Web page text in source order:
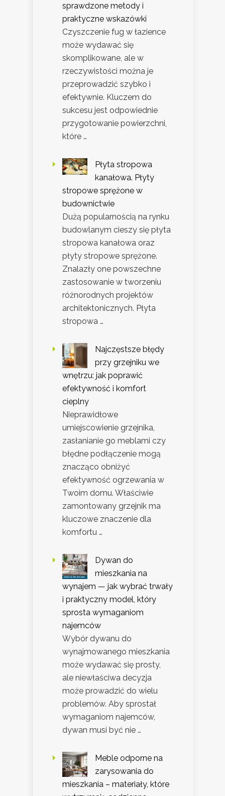
sprawdzone metody i
praktyczne wskazówki
Czyszczenie fug w łazience
może wydawać się
skomplikowane, ale w
rzeczywistości można je
przeprowadzić szybko i
efektywnie. Kluczem do
sukcesu jest odpowiednie
przygotowanie powierzchni,
które …
Płyta stropowa
kanałowa. Płyty
stropowe sprężone w
budownictwie
Dużą popularnością na rynku
budowlanym cieszy się płyta
stropowa kanałowa oraz
płyty stropowe sprężone.
Znalazły one powszechne
zastosowanie w tworzeniu
różnorodnych projektów
architektonicznych. Płyta
stropowa …
Najczęstsze błędy
przy grzejniku we
wnętrzu: jak poprawić
efektywność i komfort
cieplny
Nieprawidłowe
umiejscowienie grzejnika,
zasłanianie go meblami czy
błędne podłączenie mogą
znacząco obniżyć
efektywność ogrzewania w
Twoim domu. Właściwie
zamontowany grzejnik ma
kluczowe znaczenie dla
komfortu …
Dywan do
mieszkania na
wynajem — jak wybrać trwały
i praktyczny model, który
sprosta wymaganiom
najemców
Wybór dywanu do
wynajmowanego mieszkania
może wydawać się prosty,
ale niewłaściwa decyzja
może prowadzić do wielu
problemów. Aby sprostał
wymaganiom najemców,
dywan musi być nie …
Meble odporne na
zarysowania do
mieszkania – materiały, które